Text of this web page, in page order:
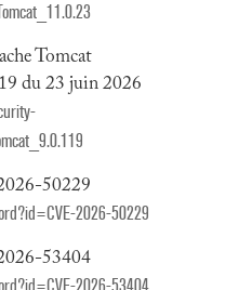
Tomcat
du 23 juin 2026
50229
2026-50229
53404